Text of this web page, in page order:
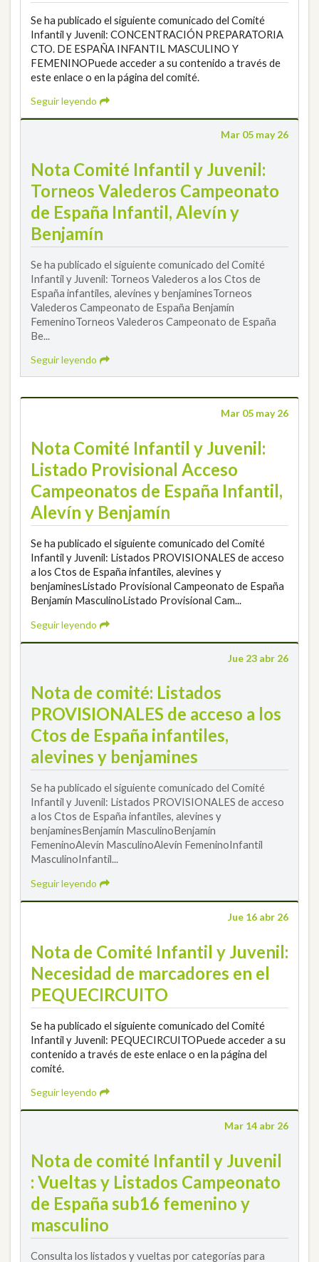
Se ha publicado el siguiente comunicado del Comité
Infantil y Juvenil: CONCENTRACIÓN PREPARATORIA
CTO. DE ESPAÑA INFANTIL MASCULINO Y
FEMENINOPuede acceder a su contenido a través de
este enlace o en la página del comité.
Seguir leyendo
Mar 05 may 26
Nota Comité Infantil y Juvenil:
Torneos Valederos Campeonato
de España Infantil, Alevín y
Benjamín
Se ha publicado el siguiente comunicado del Comité
Infantil y Juvenil: Torneos Valederos a los Ctos de
España infantiles, alevines y benjaminesTorneos
Valederos Campeonato de España Benjamín
FemeninoTorneos Valederos Campeonato de España
Be...
Seguir leyendo
Mar 05 may 26
Nota Comité Infantil y Juvenil:
Listado Provisional Acceso
Campeonatos de España Infantil,
Alevín y Benjamín
Se ha publicado el siguiente comunicado del Comité
Infantil y Juvenil: Listados PROVISIONALES de acceso
a los Ctos de España infantiles, alevines y
benjaminesListado Provisional Campeonato de España
Benjamín MasculinoListado Provisional Cam...
Seguir leyendo
Jue 23 abr 26
Nota de comité: Listados
PROVISIONALES de acceso a los
Ctos de España infantiles,
alevines y benjamines
Se ha publicado el siguiente comunicado del Comité
Infantil y Juvenil: Listados PROVISIONALES de acceso
a los Ctos de España infantiles, alevines y
benjaminesBenjamín MasculinoBenjamín
FemeninoAlevín MasculinoAlevín FemeninoInfantil
MasculinoInfantil...
Seguir leyendo
Jue 16 abr 26
Nota de Comité Infantil y Juvenil:
Necesidad de marcadores en el
PEQUECIRCUITO
Se ha publicado el siguiente comunicado del Comité
Infantil y Juvenil: PEQUECIRCUITOPuede acceder a su
contenido a través de este enlace o en la página del
comité.
Seguir leyendo
Mar 14 abr 26
Nota de comité Infantil y Juvenil
: Vueltas y Listados Campeonato
de España sub16 femenino y
masculino
Consulta los listados y vueltas por categorías para